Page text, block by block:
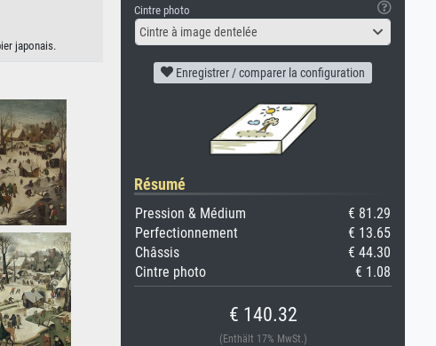
japonais.
Cintre photo
Cintre à image dentelée
Enregistrer / comparer la configuration
Résumé
Pression & Médium
€ 81.29
Perfectionnement
€ 13.65
Châssis
€ 44.30
Cintre photo
€ 1.08
€ 140.32
(Enthält 17% MwSt.)